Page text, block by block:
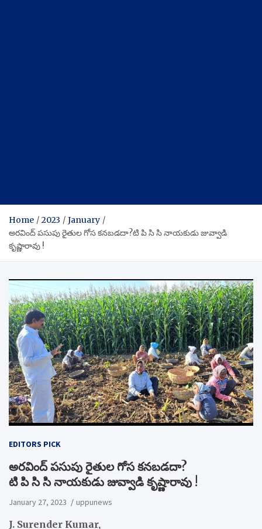
Home 2023
January
అరవింద్ పసుపు రైతుల గోస కనబడదా?టి పి సి సి నాయకుడు జువ్వాడి
కృష్ణారావు !
EDITORS PICK
అరవింద్ పసుపు రైతుల గోస కనబడదా?
టి పి సి సి నాయకుడు జువ్వాడి కృష్ణారావు !
January 27, 2023 uppunews
J. Surender Kumar,